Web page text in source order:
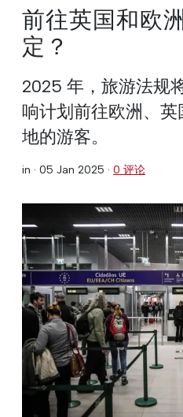
前往英国和欧
定？
2025 年，旅游法规
响计划前往欧洲、
地的游客。
in · 05 Jan 2025 · 0 评论